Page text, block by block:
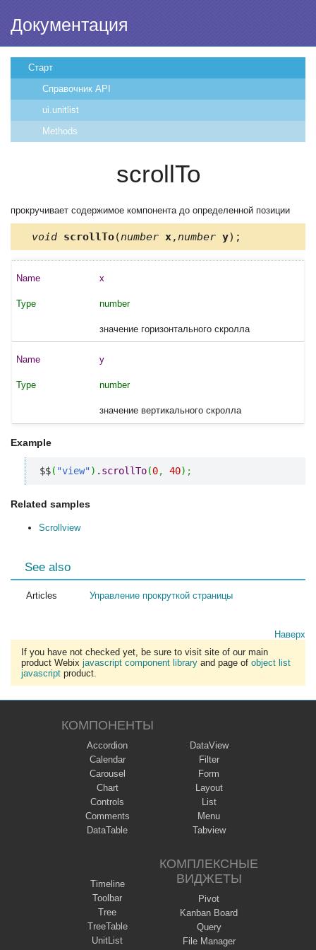
Документация
Старт
Справочник API
ui.unitlist
Methods
scrollTo
прокручивает содержимое компонента до определенной позиции
void scrollTo(number x , number y);
x
number
значение горизонтального скролла
y
number
значение вертикального скролла
Example
$$( "view") . scrollTo(0, 40) ;
Related samples
Scrollview
See also
Articles Управление прокруткой страницы
Наверх
If you have not checked yet, be sure to visit site of our main
product Webix javascript component library and page of object list
javascript product.
КОМПОНЕНТЫ
Accordion
Calendar
Carousel
Chart
Controls
Comments
DataTable
DataView
Filter
Form
Layout
List
Menu
Tabview
Timeline
Toolbar
Tree
TreeTable
UnitList
КОМПЛЕКСНЫЕ
ВИДЖЕТЫ
Pivot
Kanban Board
Query
File Manager